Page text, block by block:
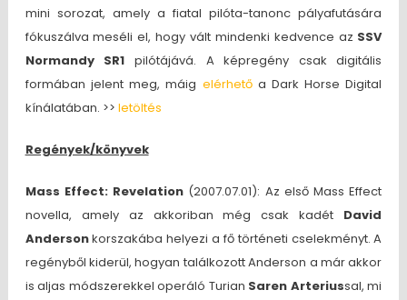
mini sorozat, amely a fiatal pilóta-tanonc pályafutására
fókuszálva meséli el, hogy vált mindenki kedvence az SSV
Normandy SR1 pilótájává. A képregény csak digitális
formában jelent meg, máig elérhetőa Dark Horse Digital
kínálatában. >> letöltés
Regények/könyvek
Mass Effect: Revelation (2007.07.01): Az első Mass Effect
novella, amely az akkoriban még csak kadét David
Andersonkorszakába helyezi a fő történeti cselekményt. A
regényből kiderül, hogyan találkozott Anderson a már akkor
is aljas módszerekkel operáló Turian Saren Arteriussal, mi